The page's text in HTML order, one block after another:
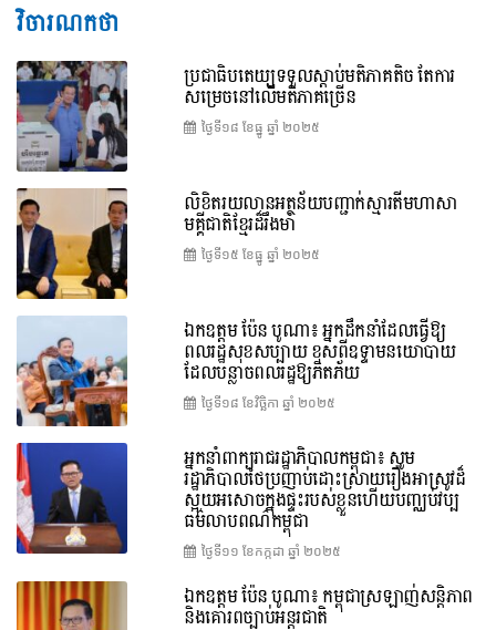
វិចារណកថា
ប្រជាធិបតេយ្យទទួលស្តាប់មតិភាគតិច តែការ
សម្រេចនៅលើមតិភាគច្រើន
ថ្ងៃទី១៨ ខែ​ធ្នូ ឆ្នាំ ២០២៥
លិខិតរយលានអត្ថន័យបញ្ជាក់ស្មារតីមហាសា
មគ្គីជាតិខ្មែរដ៏រឹងមាំ
ថ្ងៃទី១៥ ខែ​ធ្នូ ឆ្នាំ ២០២៥
ឯកឧត្តម ប៉ែន បូណា៖ អ្នកដឹកនាំដែលធ្វើឱ្យ
ពលរដ្ឋសុខសប្បាយ ខុសពីឧទ្ទាមនយោបាយ
ដែលបន្លាចពលរដ្ឋឱ្យភិតភ័យ
ថ្ងៃទី១៨ ខែ​វិច្ឆិកា ឆ្នាំ ២០២៥
អ្នកនាំពាក្យរាជរដ្ឋាភិបាលកម្ពុជា៖ សូម
រដ្ឋាភិបាលថៃប្រញាប់ដោះស្រាយរឿងអាស្រូវដ៏
ស្អុយអសោចក្នុងផ្ទះរបស់ខ្លួនហើយបញ្ឈប់វប្ប
ធម៌លាបពណ៌កម្ពុជា
ថ្ងៃទី១១ ខែ​កក្កដា ឆ្នាំ ២០២៥
ឯកឧត្តម ប៉ែន បូណា៖ កម្ពុជាស្រឡាញ់សន្តិភាព
និងគោរពច្បាប់អន្តរជាតិ